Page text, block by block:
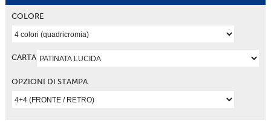
COLORE
CARTA
OPZIONI DI STAMPA